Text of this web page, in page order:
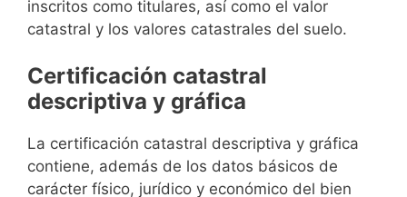
inscritos como titulares, así como el valor
catastral y los valores catastrales del suelo.
Certificación catastral
descriptiva y gráfica
La certificación catastral descriptiva y gráfica
contiene, además de los datos básicos de
carácter físico, jurídico y económico del bien